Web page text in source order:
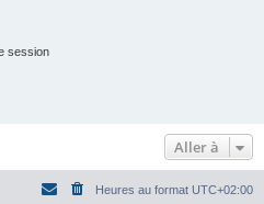
session
Aller à
Heures au format UTC+02:00